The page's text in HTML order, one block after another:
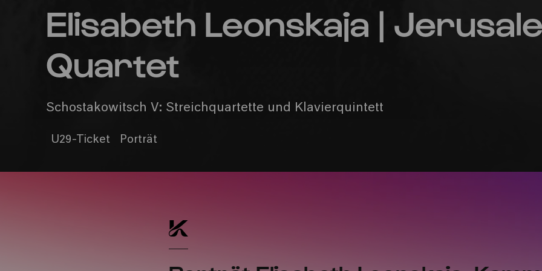
Elisabeth Leonskaja |
Quartet
Schostakowitsch V: Streichquartette und Klavierquintett
U29-Ticket Porträt